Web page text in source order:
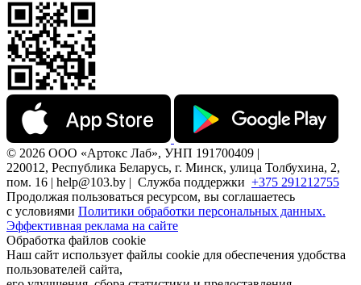
© 2026 ООО «Артокс Лаб», УНП 191700409 |
220012, Республика Беларусь, г. Минск, улица Толбухина, 2,
пом. 16 | help@103.by | Служба поддержки +375 291212755
Продолжая пользоваться ресурсом, вы соглашаетесь
с условиями Политики обработки персональных данных.
Эффективная реклама на сайте
Обработка файлов cookie
Наш сайт использует файлы cookie для обеспечения удобства
пользователей сайта,